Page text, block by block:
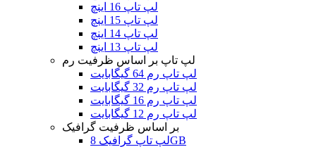
لپ تاپ 16 اینچ
لپ تاپ 15 اینچ
لپ تاپ 14 اینچ
لپ تاپ 13 اینچ
لپ تاپ بر اساس ظرفیت رم
لپ تاپ رم 64 گیگابایت
لپ تاپ رم 32 گیگابایت
لپ تاپ رم 16 گیگابایت
لپ تاپ رم 12 گیگابایت
بر اساس ظرفیت گرافیک
لپ تاپ گرافیک 8GB